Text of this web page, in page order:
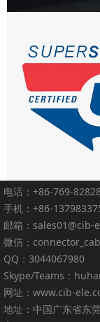
电话：+86-769-
手机：+86-
邮箱：sales01@cib-
微信：
QQ：3044067980
Skype/Teams：
网址：www.cib-
地址：中国广东省东